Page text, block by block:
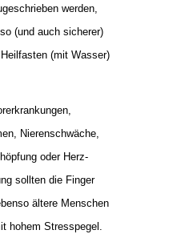
werden,
(und auch sicherer)
(mit Wasser)
Nierenschwäche,
oder Herz-
sollten die Finger
ältere Menschen
hohem Stresspegel.